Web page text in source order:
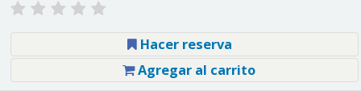
Hacer reserva
Agregar al carrito